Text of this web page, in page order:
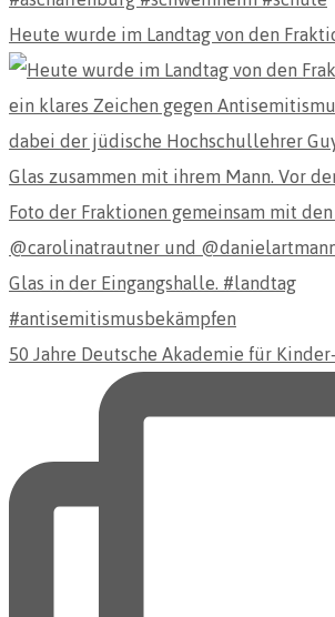
Heute wurde im Landtag von den
50 Jahre Deutsche Akademie für